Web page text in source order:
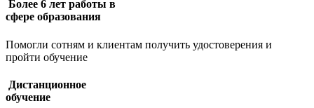
Более 6 лет работы в
сфере образования
Помогли сотням и клиентам получить удостоверения и
пройти обучение
Дистанционное
обучение